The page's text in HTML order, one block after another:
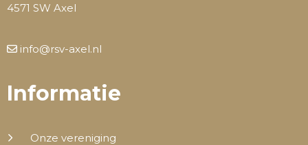
4571 SW Axel
info@rsv-axel.nl
Informatie
Onze vereniging